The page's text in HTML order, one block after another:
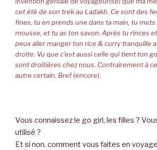
cet été de son trek au Ladakh. Ce sont des
fines, tu en prends une dans ta main, tu mets
mousse, et tu as ton savon. Après tu rinces
peux aller manger ton rice & curry tranquille
droite. Vu que c’est aussi celle qui tient ton
sont droitières chez nous. Contrairement à
autre certain. Bref (encore).
Vous connaissez le go girl, les filles ?
utilisé ?
Et si non, comment vous faites en